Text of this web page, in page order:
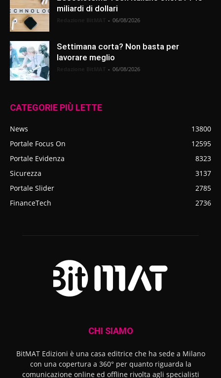
miliardi di dollari
- 06/08/2026
Settimana corta? Non basta per
lavorare meglio
- 06/08/2026
CATEGORIE PIÙ LETTE
News
13800
Portale Focus On
12595
Portale Evidenza
8323
Sicurezza
3137
Portale Slider
2785
FinanceTech
2736
CHI SIAMO
BitMAT Edizioni è una casa editrice che ha sede a Milano
con una copertura a 360° per quanto riguarda la
comunicazione online ed offline rivolta agli specialisti